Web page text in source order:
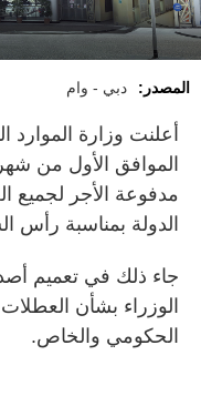
المصدر: دبي - وام
أعلنت وزارة الموارد
مدفوعة الأجر لجميع
الدولة بمناسبة رأس
جاء ذلك في تعميم
الوزراء بشأن
الحكومي والخاص.